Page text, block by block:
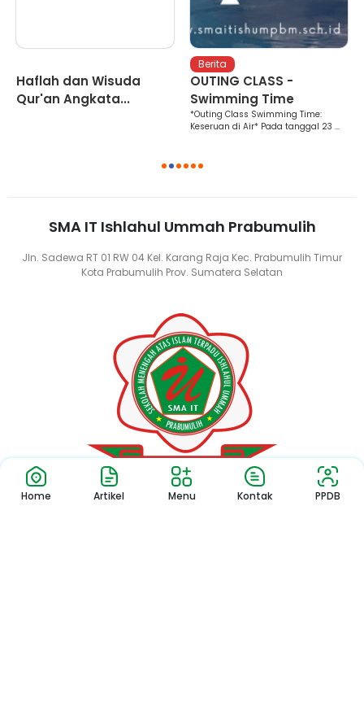
Haflah dan Wisuda
Qur'an Angkata...
Berita
OUTING CLASS -
Swimming Time
*Outing Class Swimming Time:
Keseruan di Air* Pada tanggal 23 ...
6
SMA IT Ishlahul Ummah Prabumulih
Jln. Sadewa RT 01 RW 04 Kel. Karang Raja Kec. Prabumulih Timur
Kota Prabumulih Prov. Sumatera Selatan
Home Artikel Menu Kontak PPDB